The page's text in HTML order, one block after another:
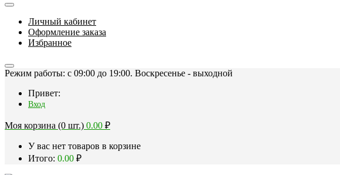
Личный кабинет
Оформление заказа
Избранное
Режим работы: c 09:00 до 19:00. Воскресенье - выходной
Привет:
Вход
Моя корзина (0 шт.) 0.00 ₽
У вас нет товаров в корзине
Итого: 0.00 ₽